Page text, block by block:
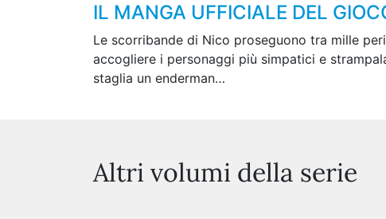
IL MANGA UFFICIALE DEL
Le scorribande di Nico proseguono tra mille
accogliere i personaggi più simpatici e
staglia un enderman…
Altri volumi della serie